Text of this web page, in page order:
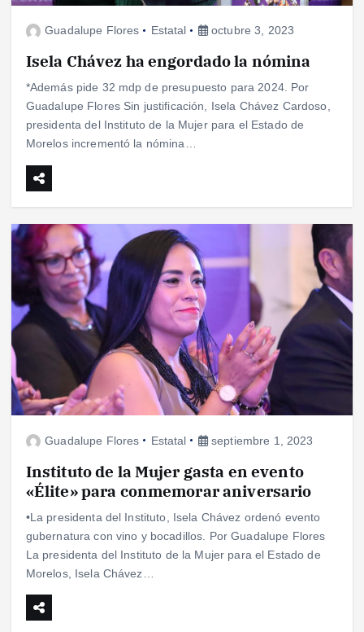
Guadalupe Flores Estatal octubre 3, 2023
Isela Chávez ha engordado la nómina
*Además pide 32 mdp de presupuesto para 2024. Por
Guadalupe Flores Sin justificación, Isela Chávez Cardoso,
presidenta del Instituto de la Mujer para el Estado de
Morelos incrementó la nómina…
Guadalupe Flores Estatal septiembre 1, 2023
Instituto de la Mujer gasta en evento
«Élite» para conmemorar aniversario
•La presidenta del Instituto, Isela Chávez ordenó evento
gubernatura con vino y bocadillos. Por Guadalupe Flores
La presidenta del Instituto de la Mujer para el Estado de
Morelos, Isela Chávez…